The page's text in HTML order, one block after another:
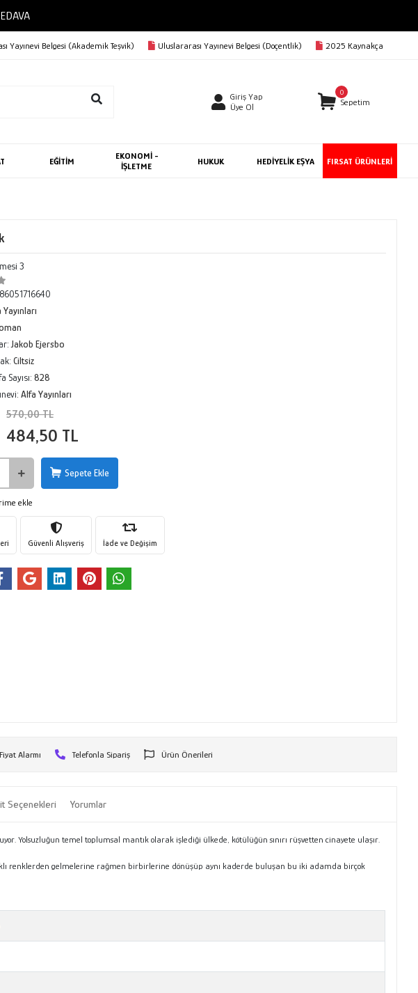
Yayınevi Belgesi (Akademik Teşvik) Uluslararası Yayınevi Belgesi (Doçentlik) 2025 Kaynakça
Giriş Yap
Üye Ol
0
Sepetim
EĞİTİM
EKONOMİ -
İŞLETME
HUKUK HEDİYELİK EŞYA FIRSAT ÜRÜNLERİ
3
Jakob Ejersbo
Ciltsiz
Sayısı: 828
Alfa Yayınları
570,00 TL
484,50 TL
Sepete Ekle
ekle
Güvenli Alışveriş İade ve Değişim
Fiyat Alarmı Telefonla Sipariş Ürün Önerileri
Seçenekleri Yorumlar
Yolsuzluğun temel toplumsal mantık olarak işlediği ülkede, kötülüğün sınırı rüşvetten cinayete ulaşır.
renklerden gelmelerine rağmen birbirlerine dönüşüp aynı kaderde buluşan bu iki adamda birçok